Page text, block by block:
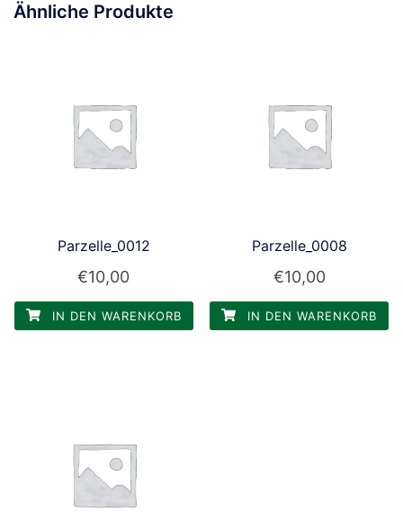
Ähnliche Produkte
Parzelle_0012
€10,00
IN DEN WARENKORB
Parzelle_0008
€10,00
IN DEN WARENKORB